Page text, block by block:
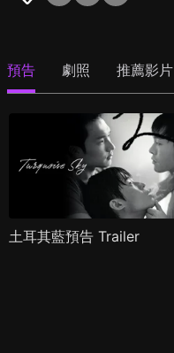
預告 劇照 推薦影片
土耳其藍預告 Trailer